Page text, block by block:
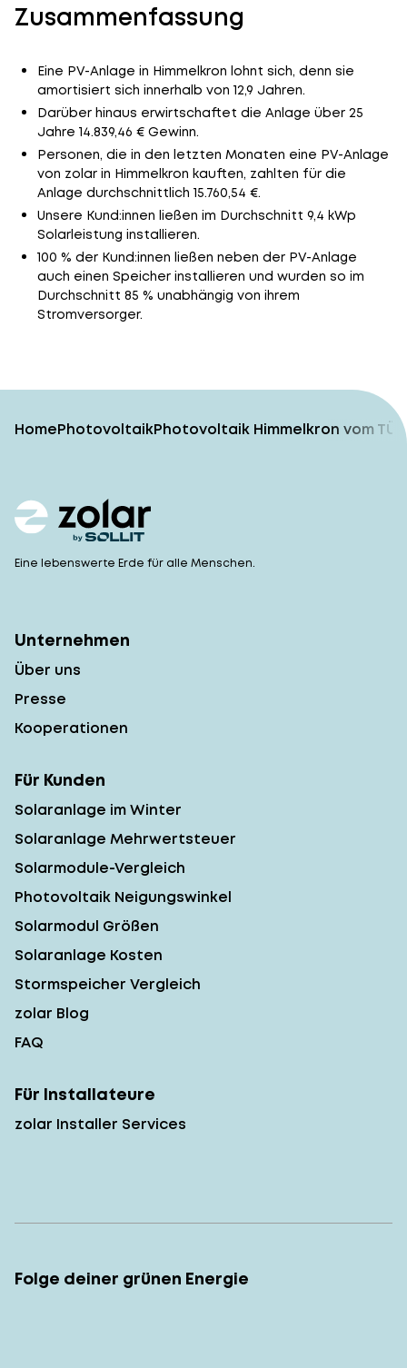
Zusammenfassung
Eine PV-Anlage in Himmelkron lohnt sich, denn sie
amortisiert sich innerhalb von 12,9 Jahren.
Darüber hinaus erwirtschaftet die Anlage über 25
Jahre 14.839,46 € Gewinn.
Personen, die in den letzten Monaten eine PV-Anlage
von zolar in Himmelkron kauften, zahlten für die
Anlage durchschnittlich 15.760,54 €.
Unsere Kund:innen ließen im Durchschnitt 9,4 kWp
Solarleistung installieren.
100 % der Kund:innen ließen neben der PV-Anlage
auch einen Speicher installieren und wurden so im
Durchschnitt 85 % unabhängig von ihrem
Stromversorger.
HomePhotovoltaikPhotovoltaik Himmelkron vom
Eine lebenswerte Erde für alle Menschen.
Unternehmen
Über uns
Presse
Kooperationen
Für Kunden
Solaranlage im Winter
Solaranlage Mehrwertsteuer
Solarmodule-Vergleich
Photovoltaik Neigungswinkel
Solarmodul Größen
Solaranlage Kosten
Stormspeicher Vergleich
zolar Blog
FAQ
Für Installateure
zolar Installer Services
Folge deiner grünen Energie